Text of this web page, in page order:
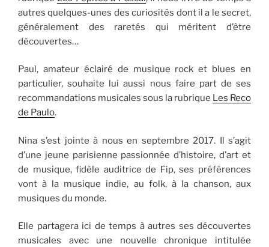
autres quelques-unes des curiosités dont il a le secret,
généralement des raretés qui méritent d’être
découvertes…
Paul, amateur éclairé de musique rock et blues en
particulier, souhaite lui aussi nous faire part de ses
recommandations musicales sous la rubrique Les Reco
de Paulo.
Nina s’est jointe à nous en septembre 2017. Il s’agit
d’une jeune parisienne passionnée d’histoire, d’art et
de musique, fidèle auditrice de Fip, ses préférences
vont à la musique indie, au folk, à la chanson, aux
musiques du monde.
Elle partagera ici de temps à autres ses découvertes
musicales avec une nouvelle chronique intitulée